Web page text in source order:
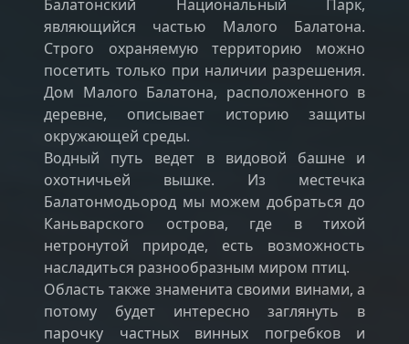
Балатонский Национальный Парк,
являющийся частью Малого Балатона.
Строго охраняемую территорию можно
посетить только при наличии разрешения.
Дом Малого Балатона, расположенного в
деревне, описывает историю защиты
окружающей среды.
Водный путь ведет в видовой башне и
охотничьей вышке. Из местечка
Балатонмодьород мы можем добраться до
Каньварского острова, где в тихой
нетронутой природе, есть возможность
насладиться разнообразным миром птиц.
Область также знаменита своими винами, а
потому будет интересно заглянуть в
парочку частных винных погребков и